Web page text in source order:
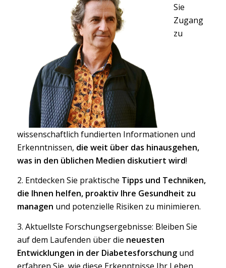
Sie
Zugang
zu
wissenschaftlich fundierten Informationen und
Erkenntnissen, die weit über das hinausgehen,
was in den üblichen Medien diskutiert wird!
2. Entdecken Sie praktische Tipps und Techniken,
die Ihnen helfen, proaktiv Ihre Gesundheit zu
managen und potenzielle Risiken zu minimieren.
3. Aktuellste Forschungsergebnisse: Bleiben Sie
auf dem Laufenden über die neuesten
Entwicklungen in der Diabetesforschungund